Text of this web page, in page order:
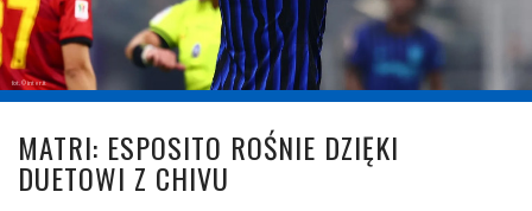
fot. © inter.it
MATRI: ESPOSITO ROŚNIE DZIĘKI
DUETOWI Z CHIVU